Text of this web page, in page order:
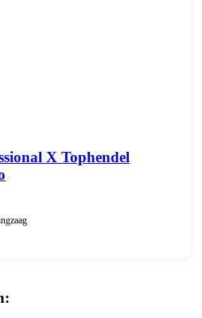
X Tophendel